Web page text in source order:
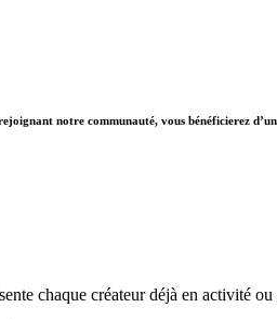
notre communauté, vous bénéficierez
chaque créateur déjà en activité